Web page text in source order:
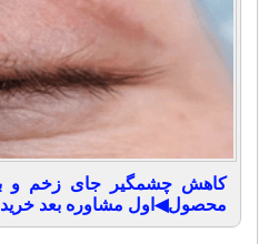
محصول◀اول مشاوره بعد خرید